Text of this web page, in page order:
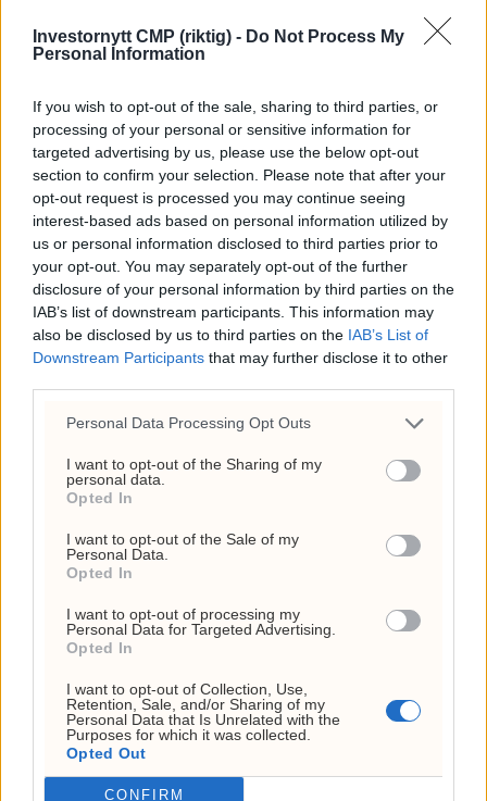
Investornytt CMP (riktig) - Do Not Process My
Personal Information
If you wish to opt-out of the sale, sharing to third parties, or
processing of your personal or sensitive information for
targeted advertising by us, please use the below opt-out
section to confirm your selection. Please note that after your
opt-out request is processed you may continue seeing
interest-based ads based on personal information utilized by
us or personal information disclosed to third parties prior to
your opt-out. You may separately opt-out of the further
disclosure of your personal information by third parties on the
IAB’s list of downstream participants. This information may
also be disclosed by us to third parties on the IAB’s List of
Downstream Participants that may further disclose it to other
Personal Data Processing Opt Outs
I want to opt-out of the Sharing of my
personal data.
Opted In
I want to opt-out of the Sale of my
Personal Data.
Opted In
I want to opt-out of processing my
Personal Data for Targeted Advertising.
Opted In
I want to opt-out of Collection, Use,
Retention, Sale, and/or Sharing of my
Personal Data that Is Unrelated with the
Purposes for which it was collected.
Opted Out
CONFIRM
aksjen til salg
(+) Nye kursmål for
sparebank-aksjer
Hydro investerer 1,65
milliarder i
aluminiumsverk på